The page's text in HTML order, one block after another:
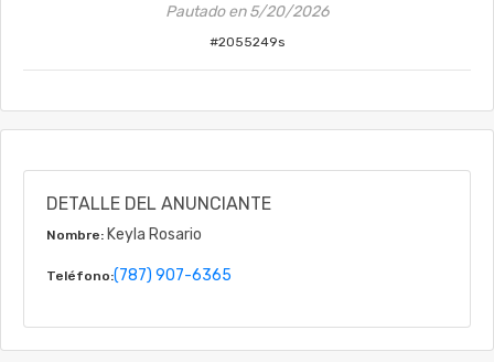
Pautado en5/20/2026
#2055249s
DETALLE DEL ANUNCIANTE
Nombre: Keyla Rosario
Teléfono:(787) 907-6365